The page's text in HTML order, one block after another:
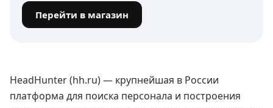
Перейти в магазин
HeadHunter (hh.ru) — крупнейшая в России
платформа для поиска персонала и построения